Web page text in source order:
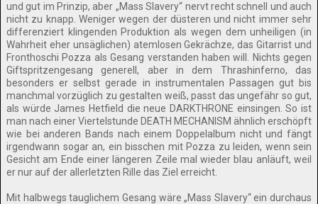
und gut im Prinzip, aber „Mass Slavery“ nervt recht schnell und auch
nicht zu knapp. Weniger wegen der düsteren und nicht immer sehr
differenziert klingenden Produktion als wegen dem unheiligen (in
Wahrheit eher unsäglichen) atemlosen Gekrächze, das Gitarrist und
Fronthoschi Pozza als Gesang verstanden haben will. Nichts gegen
Giftspritzengesang generell, aber in dem Thrashinferno, das
besonders er selbst gerade in instrumentalen Passagen gut bis
manchmal vorzüglich zu gestalten weiß, passt das ungefähr so gut,
als würde James Hetfield die neue DARKTHRONE einsingen. So ist
man nach einer Viertelstunde DEATH MECHANISM ähnlich erschöpft
wie bei anderen Bands nach einem Doppelalbum nicht und fängt
irgendwann sogar an, ein bisschen mit Pozza zu leiden, wenn sein
Gesicht am Ende einer längeren Zeile mal wieder blau anläuft, weil
er nur auf der allerletzten Rille das Ziel erreicht.
Mit halbwegs tauglichem Gesang wäre „Mass Slavery“ ein durchaus